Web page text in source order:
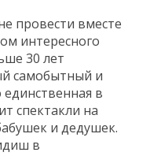
провести вместе
интересного
30 лет
самобытный и
в
спектакли на
и дедушек.
в